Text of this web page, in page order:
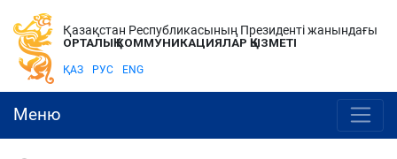
Қазақстан Республикасының Президенті жанындағы
ОРТАЛЫҚ КОММУНИКАЦИЯЛАР ҚЫЗМЕТІ
ҚАЗ РУС ENG
Меню